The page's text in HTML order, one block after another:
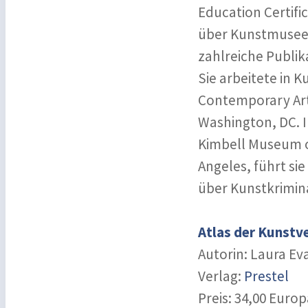
Education
über
zahlreiche
Sie arbeitete in
Contemporary
Washington, DC.
Kimbell Museum
Angeles, führt
über
Atlas der
Autorin: Laura
Verlag: Prestel
Preis: 34,00